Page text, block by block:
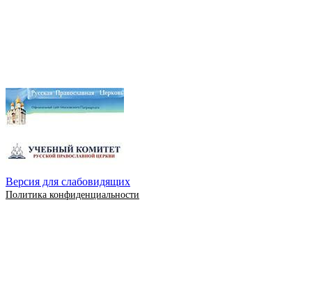
Версия для слабовидящих
Политика конфиденциальности